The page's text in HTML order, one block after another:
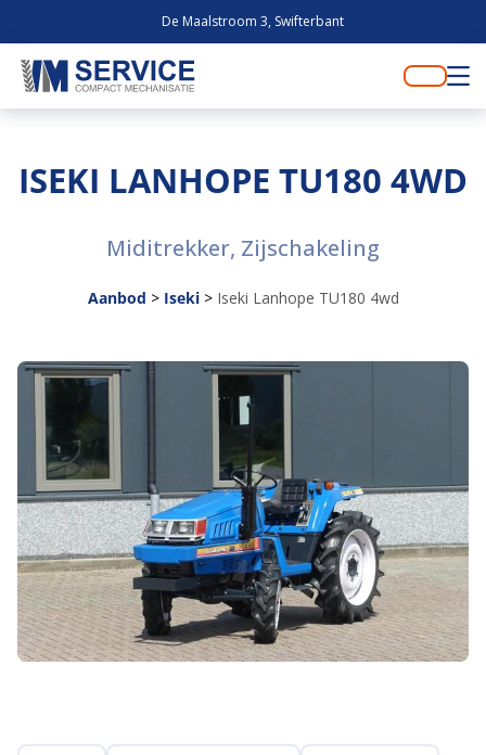
De Maalstroom 3, Swifterbant
ISEKI LANHOPE TU180 4WD
Miditrekker, Zijschakeling
Aanbod > Iseki> Iseki Lanhope TU180 4wd